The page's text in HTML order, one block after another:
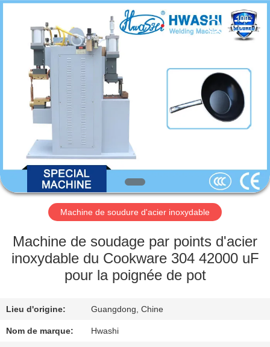
MAISON
PRODUITS
SUJET
DE
NOUS
VISITE
D'USINE
DE
QUALITÉ
2026
TECHNOLOGY
Machine de soudure d'acier inoxydable
Machine de soudage par points d'acier
inoxydable du Cookware 304 42000 uF
pour la poignée de pot
Lieu d'origine: Guangdong, Chine
Nom de marque: Hwashi